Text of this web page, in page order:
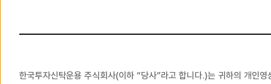
이
한국투자신탁운용 주식회사(이하 “당사”라고 합니다.)는 귀하의 개인